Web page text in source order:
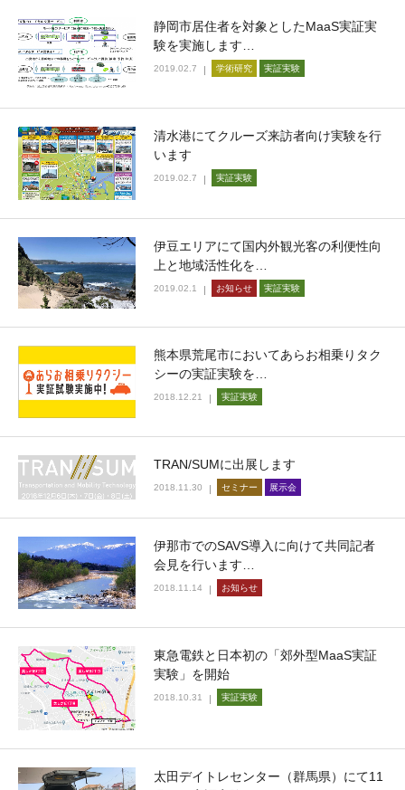
静岡市居住者を対象としたMaaS実証実
験を実施します…
2019.02.7 学術研究 実証実験
清水港にてクルーズ来訪者向け実験を行
います
2019.02.7 実証実験
伊豆エリアにて国内外観光客の利便性向
上と地域活性化を…
2019.02.1 お知らせ 実証実験
熊本県荒尾市においてあらお相乗りタク
シーの実証実験を…
2018.12.21 実証実験
TRAN/SUMに出展します
2018.11.30 セミナー 展示会
伊那市でのSAVS導入に向けて共同記者
会見を行います…
2018.11.14 お知らせ
東急電鉄と日本初の「郊外型MaaS実証
実験」を開始
2018.10.31 実証実験
太田デイトレセンター（群馬県）にて11